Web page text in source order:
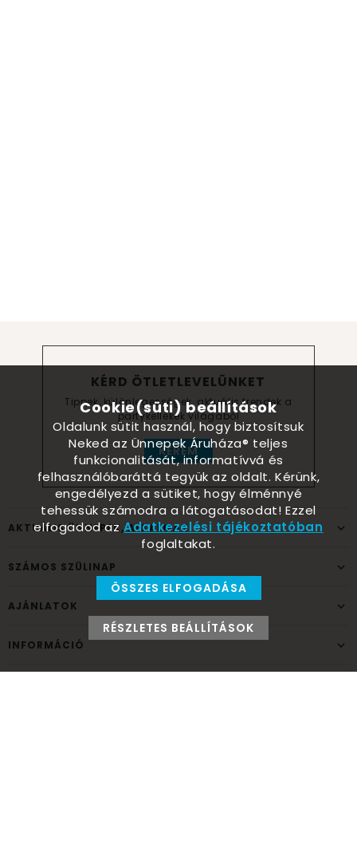
KÉRD ÖTLETLEVELÜNKET
Tippek, különlegességek, aktuális trendek a
partykellékek világából
KÉREM
AKTUÁLIS ÜNNEPEK, ALKALMAK
SZÁMOS SZÜLINAP
AJÁNLATOK
INFORMÁCIÓ
Cookie(süti) beállítások
Oldalunk sütit használ, hogy biztosítsuk
Neked az Ünnepek Áruháza® teljes
funkcionalitását, informatívvá és
felhasználóbaráttá tegyük az oldalt. Kérünk,
engedélyezd a sütiket, hogy élménnyé
tehessük számodra a látogatásodat! Ezzel
elfogadod azAdatkezelési tájékoztatóban
foglaltakat.
ÖSSZES ELFOGADÁSA
RÉSZLETES BEÁLLÍTÁSOK